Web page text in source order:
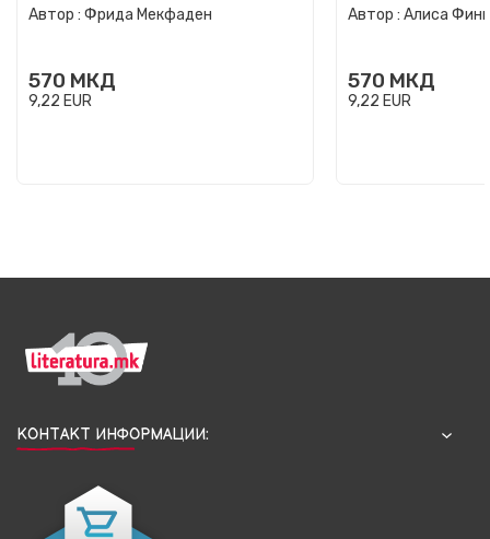
Автор : Фрида Мекфаден
570 МКД
9,22 EUR
Автор : Алиса Фини
570 МКД
9,22 EUR
КОНТАКТ ИНФОРМАЦИИ: